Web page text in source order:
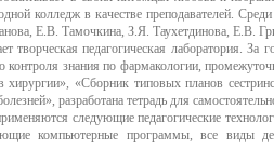
колледж в качестве преподавателей.
Е.В. Тамочкина, З.Я. Таухетдинова, Е.В.
творческая педагогическая лаборатория.
контроля знания по фармакологии,
«Сборник типовых планов
разработана тетрадь для
следующие педагогические
компьютерные программы, все виды